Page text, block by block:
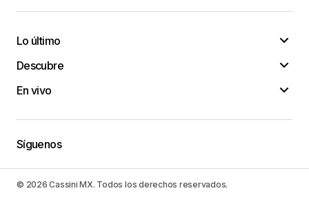
Lo último
Descubre
En vivo
Síguenos
© 2026 Cassini MX. Todos los derechos reservados.